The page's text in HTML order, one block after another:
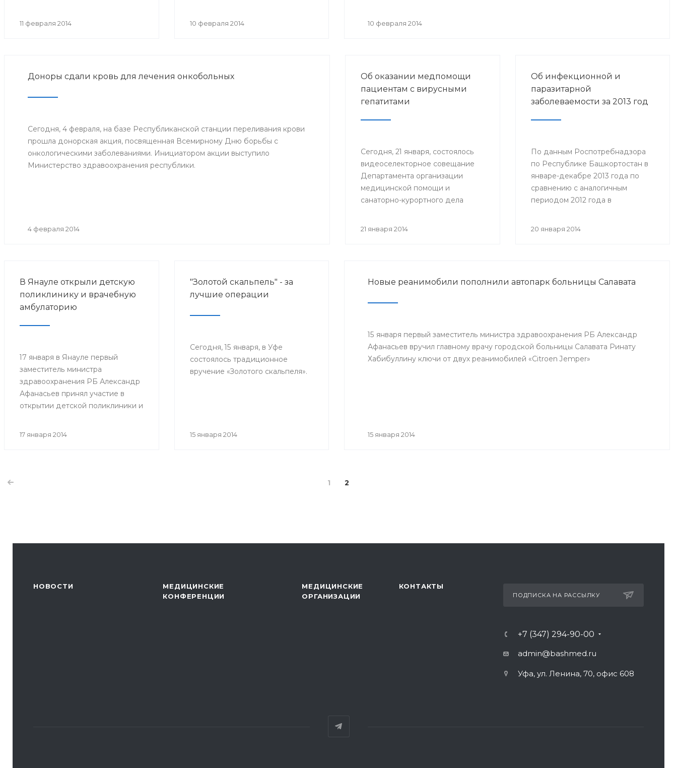
комплекса в Городской
11 февраля 2014
Республики Башкортостана,
на базе Медицинского
10 февраля 2014 10 февраля 2014
Доноры сдали кровь для лечения онкобольных
Сегодня, 4 февраля, на базе Республиканской станции переливания крови
прошла донорская акция, посвященная Всемирному Дню борьбы с
онкологическими заболеваниями. Инициатором акции выступило
Министерство здравоохранения республики.
4 февраля 2014
Об оказании медпомощи
пациентам с вирусными
гепатитами
Сегодня, 21 января, состоялось
видеоселекторное совещание
Департамента организации
медицинской помощи и
санаторно-курортного дела
21 января 2014
Об инфекционной и
паразитарной
заболеваемости за 2013 год
По данным Роспотребнадзора
по Республике Башкортостан в
январе-декабре 2013 года по
сравнению с аналогичным
периодом 2012 года в
20 января 2014
В Янауле открыли детскую
поликлинику и врачебную
амбулаторию
17 января в Янауле первый
заместитель министра
здравоохранения РБ Александр
Афанасьев принял участие в
открытии детской поликлиники и
17 января 2014
"Золотой скальпель" - за
лучшие операции
Сегодня, 15 января, в Уфе
состоялось традиционное
вручение «Золотого скальпеля».
15 января 2014
Новые реанимобили пополнили автопарк больницы Салавата
15 января первый заместитель министра здравоохранения РБ Александр
Афанасьев вручил главному врачу городской больницы Салавата Ринату
Хабибуллину ключи от двух реанимобилей «Citroen Jemper»
15 января 2014
1 2
НОВОСТИ
МЕДИЦИНСКИЕ
КОНФЕРЕНЦИИ
МЕДИЦИНСКИЕ
ОРГАНИЗАЦИИ
КОНТАКТЫ
ПОДПИСКА НА РАССЫЛКУ
+7 (347) 294-90-00
admin@bashmed.ru
Уфа, ул. Ленина, 70, офис 608